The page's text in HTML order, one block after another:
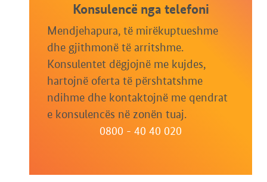
Konsulencë nga telefoni
Mendjehapura, të mirëkuptueshme
dhe gjithmonë të arritshme.
Konsulentet dëgjojnë me kujdes,
hartojnë oferta të përshtatshme
ndihme dhe kontaktojnë me qendrat
e konsulencës në zonën tuaj.
0800 - 40 40 020